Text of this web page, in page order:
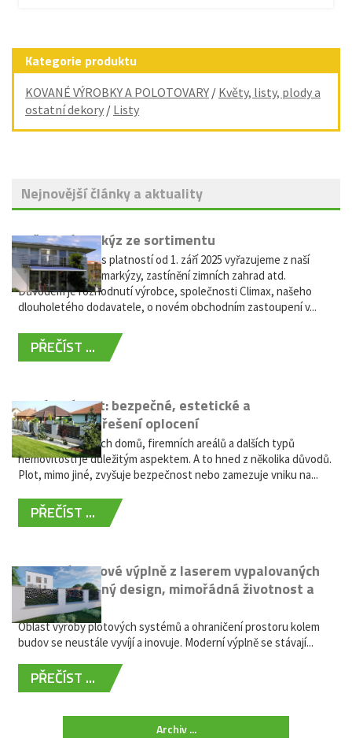
Kategorie produktu
KOVANÉ VÝROBKY A POLOTOVARY / Květy, listy, plody a
ostatní dekory / Listy
Nejnovější články a aktuality
Vyřazení markýz ze sortimentu
Vážení zákazníci, s platností od 1. září 2025 vyřazujeme z naší
nabídky výsuvné markýzy, zastínění zimních zahrad atd.
Důvodem je rozhodnutí výrobce, společnosti Climax, našeho
dlouholetého dodavatele, o novém obchodním zastoupení v...
PŘEČÍST ...
Hliníkový plot: bezpečné, estetické a
bezúdržbové řešení oplocení
Oplocení rodinných domů, firemních areálů a dalších typů
nemovitostí je důležitým aspektem. A to hned z několika důvodů.
Plot, mimo jiné, zvyšuje bezpečnost nebo zamezuje vniku na...
PŘEČÍST ...
Moderní plotové výplně z laserem vypalovaných
kovů: výjimečný design, mimořádná životnost a
žádná údržba
Oblast výroby plotových systémů a ohraničení prostoru kolem
budov se neustále vyvíjí a inovuje. Moderní výplně se stávají...
PŘEČÍST ...
Archiv ...